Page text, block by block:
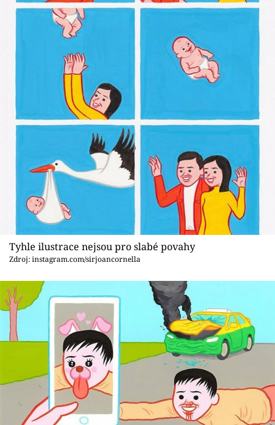
Tyhle ilustrace nejsou pro slabé povahy
Zdroj: instagram.com/sirjoancornella